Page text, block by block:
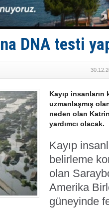
Limana
Türk
Hüseyin
Med
DNA testi
Kayıp
uzmanlaşmış
neden olan
yardımcı olacak.
Kayıp
belirleme
olan
Amerika
güneyinde